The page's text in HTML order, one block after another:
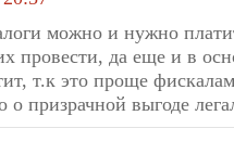
можно и нужно
провести, да еще и в
т.к это проще
призрачной выгоде